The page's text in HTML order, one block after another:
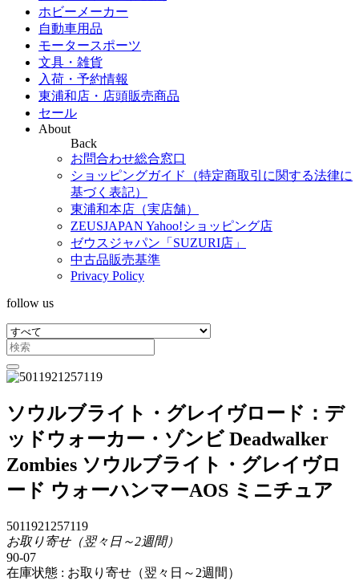
ホビーメーカー
自動車用品
モータースポーツ
文具・雑貨
入荷・予約情報
東浦和店・店頭販売商品
セール
About
Back
お問合わせ総合窓口
ショッピングガイド（特定商取引に関する法律に
基づく表記）
東浦和本店（実店舗）
ZEUSJAPAN Yahoo!ショッピング店
ゼウスジャパン「SUZURI店」
中古品販売基準
Privacy Policy
follow us
ソウルブライト・グレイヴロード：デ
ッドウォーカー・ゾンビ Deadwalker
Zombies ソウルブライト・グレイヴロ
ード ウォーハンマーAOS ミニチュア
5011921257119
お取り寄せ（翌々日～2週間）
90-07
在庫状態 : お取り寄せ（翌々日～2週間）